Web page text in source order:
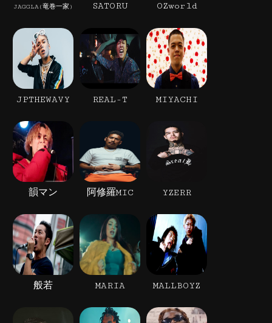
JAGGLA(竜巻一家) SATORU OZworld
JPTHEWAVY REAL-T MIYACHI
韻マン 阿修羅MIC YZERR
般若 MARIA MALLBOYZ